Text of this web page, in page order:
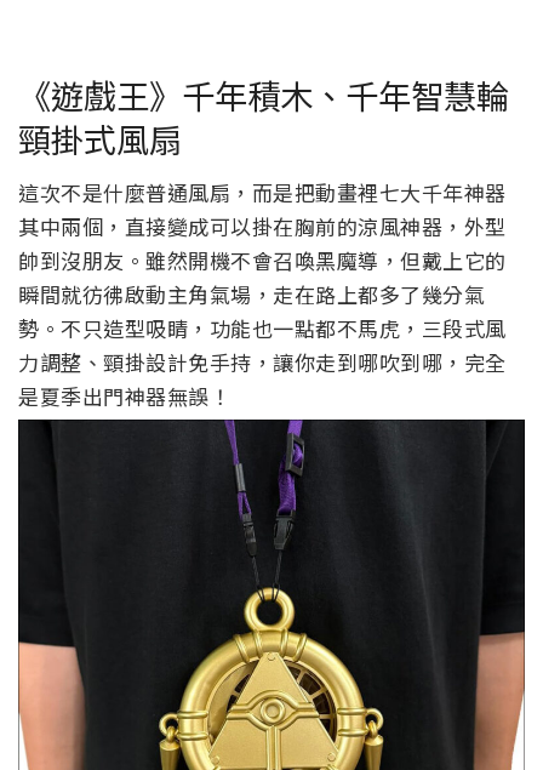
《遊戲王》千年積木、千年智慧輪
頸掛式風扇
這次不是什麼普通風扇，而是把動畫裡七大千年神器
其中兩個，直接變成可以掛在胸前的涼風神器，外型
帥到沒朋友。雖然開機不會召喚黑魔導，但戴上它的
瞬間就彷彿啟動主角氣場，走在路上都多了幾分氣
勢。不只造型吸睛，功能也一點都不馬虎，三段式風
力調整、頸掛設計免手持，讓你走到哪吹到哪，完全
是夏季出門神器無誤！